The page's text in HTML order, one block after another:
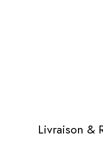
Livraison &